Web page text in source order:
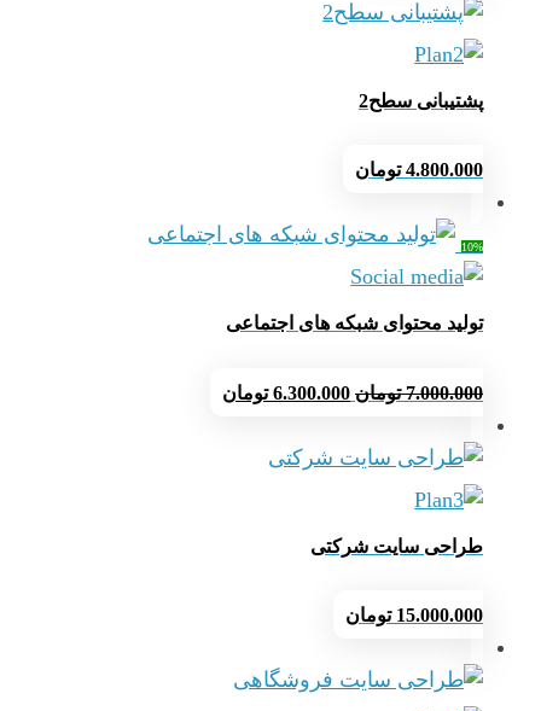
پشتیبانی سطح2
4.800.000 تومان
10%
تولید محتوای شبکه های اجتماعی
7.000.000 تومان قیمت
6.300.000 تومان
طراحی سایت شرکتی
15.000.000 تومان